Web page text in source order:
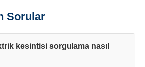
Sorular
kesintisi sorgulama nasıl